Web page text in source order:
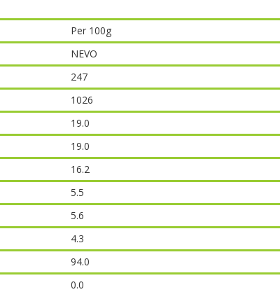
Per 100g
NEVO
247
1026
19.0
19.0
16.2
5.5
5.6
4.3
94.0
0.0